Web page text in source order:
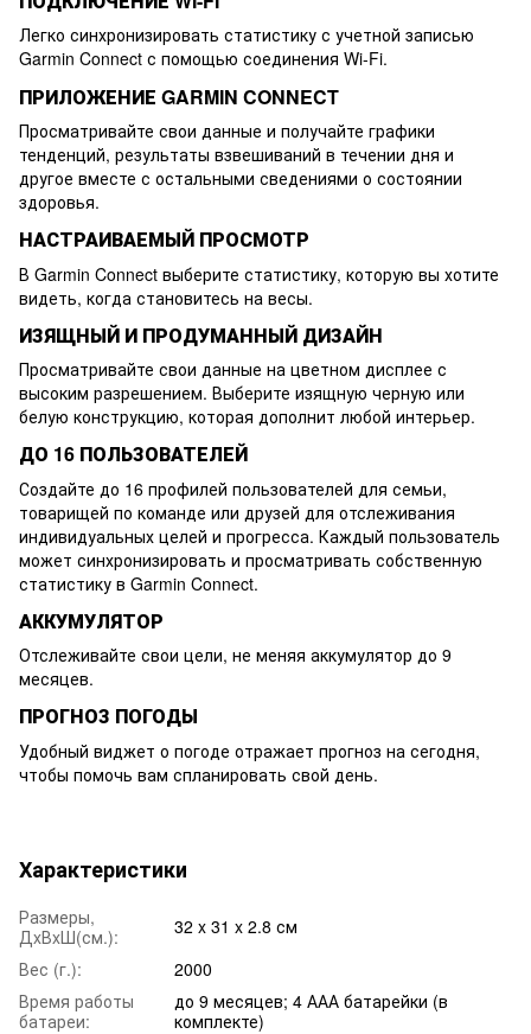
Легко синхронизировать статистику с учетной записью
Garmin Connect с помощью соединения Wi-Fi.
ПРИЛОЖЕНИЕ GARMIN CONNECT
Просматривайте свои данные и получайте графики
тенденций, результаты взвешиваний в течении дня и
другое вместе с остальными сведениями о состоянии
здоровья.
НАСТРАИВАЕМЫЙ ПРОСМОТР
В Garmin Connect выберите статистику, которую вы хотите
видеть, когда становитесь на весы.
ИЗЯЩНЫЙ И ПРОДУМАННЫЙ ДИЗАЙН
Просматривайте свои данные на цветном дисплее с
высоким разрешением. Выберите изящную черную или
белую конструкцию, которая дополнит любой интерьер.
ДО 16 ПОЛЬЗОВАТЕЛЕЙ
Создайте до 16 профилей пользователей для семьи,
товарищей по команде или друзей для отслеживания
индивидуальных целей и прогресса. Каждый пользователь
может синхронизировать и просматривать собственную
статистику в Garmin Connect.
АККУМУЛЯТОР
Отслеживайте свои цели, не меняя аккумулятор до 9
месяцев.
ПРОГНОЗ ПОГОДЫ
Удобный виджет о погоде отражает прогноз на сегодня,
чтобы помочь вам спланировать свой день.
Характеристики
Размеры,
ДxВxШ(см.):
32 x 31 x 2.8 см
Вес (г.):
2000
Время работы
батареи:
до 9 месяцев; 4 ААА батарейки (в
комплекте)